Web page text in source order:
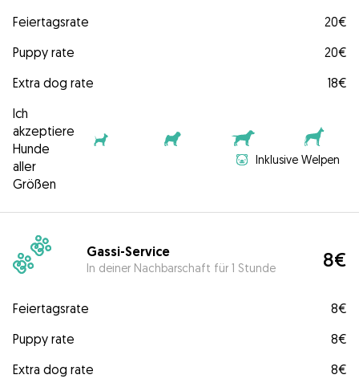
Feiertagsrate
20€
Puppy rate
20€
Extra dog rate
18€
Ich
akzeptiere
Hunde
aller
Größen
Inklusive Welpen
Gassi-Service
In deiner Nachbarschaft für 1 Stunde 8€
Feiertagsrate
8€
Puppy rate
8€
Extra dog rate
8€